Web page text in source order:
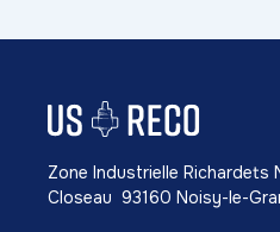
Zone Industrielle Richardets
Closeau 93160 Noisy-le-